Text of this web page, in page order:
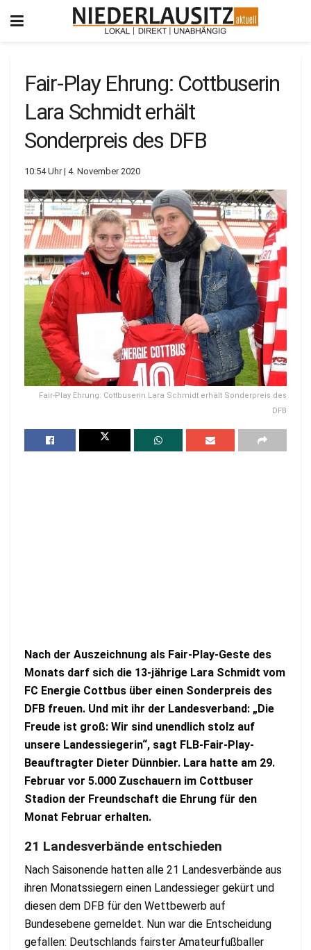
Fair-Play Ehrung: Cottbuserin
Lara Schmidt erhält
Sonderpreis des DFB
10:54 Uhr | 4. November 2020
Fair-Play Ehrung: Cottbuserin Lara Schmidt erhält Sonderpreis des
DFB
Nach der Auszeichnung als Fair-Play-Geste des
Monats darf sich die 13-jährige Lara Schmidt vom
FC Energie Cottbus über einen Sonderpreis des
DFB freuen. Und mit ihr der Landesverband: „Die
Freude ist groß: Wir sind unendlich stolz auf
unsere Landessiegerin“, sagt FLB-Fair-Play-
Beauftragter Dieter Dünnbier. Lara hatte am 29.
Februar vor 5.000 Zuschauern im Cottbuser
Stadion der Freundschaft die Ehrung für den
Monat Februar erhalten.
21 Landesverbände entschieden
Nach Saisonende hatten alle 21 Landesverbände aus
ihren Monatssiegern einen Landessieger gekürt und
diesen dem DFB für den Wettbewerb auf
Bundesebene gemeldet. Nun war die Entscheidung
gefallen: Deutschlands fairster Amateurfußballer